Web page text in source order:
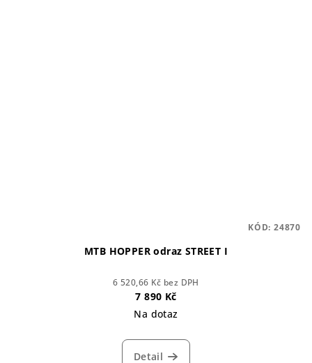
MTB HOPPER odraz STREET I
6 520,66 Kč bez DPH
7 890 Kč
Na dotaz
Detail
KÓD: 24870